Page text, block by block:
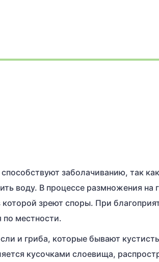
заболачиванию, так
воду. В процессе размножения на
зреют споры. При
по местности.
и гриба, которые бывают
кусочками слоевища,